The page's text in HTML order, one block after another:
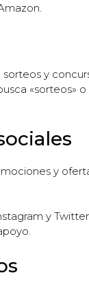
y
«sorteos»
y
y